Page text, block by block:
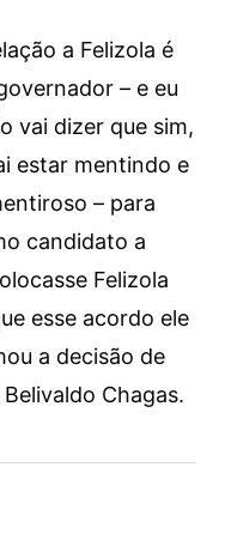
a Felizola é
– e eu
vai dizer que sim,
estar mentindo e
– para
candidato a
Felizola
esse acordo ele
a decisão de
Chagas.